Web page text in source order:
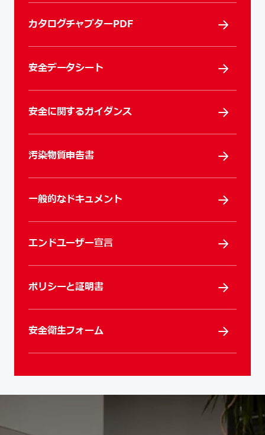
カタログチャプターPDF
安全データシート
安全に関するガイダンス
汚染物質申告書
一般的なドキュメント
エンドユーザー宣言
ポリシーと証明書
安全衛生フォーム